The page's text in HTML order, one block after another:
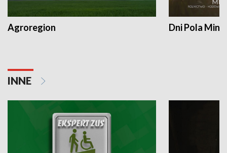
Agroregion Dni Pola
INNE